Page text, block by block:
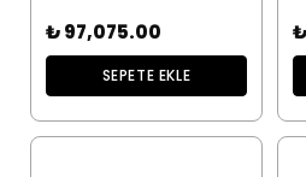
₺ 97,075.00
SEPETE EKLE